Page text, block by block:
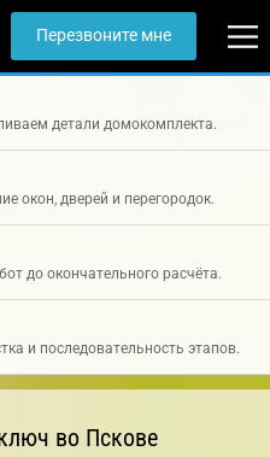
Перезвоните мне
детали домокомплекта.
окон, дверей и перегородок.
до окончательного расчёта.
и последовательность этапов.
во Пскове